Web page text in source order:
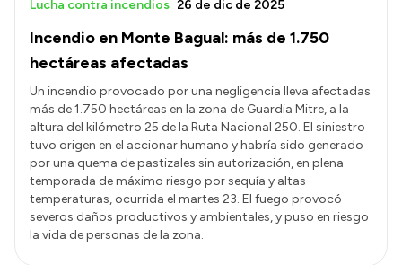
Incendio en Monte Bagual: más de 1.750
hectáreas afectadas
Lucha contra incendios 26 de dic de 2025
Un incendio provocado por una negligencia lleva afectadas
más de 1.750 hectáreas en la zona de Guardia Mitre, a la
altura del kilómetro 25 de la Ruta Nacional 250. El siniestro
tuvo origen en el accionar humano y habría sido generado
por una quema de pastizales sin autorización, en plena
temporada de máximo riesgo por sequía y altas
temperaturas, ocurrida el martes 23. El fuego provocó
severos daños productivos y ambientales, y puso en riesgo
la vida de personas de la zona.